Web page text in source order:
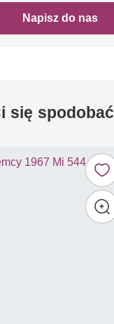
Napisz do nas
się spodobać